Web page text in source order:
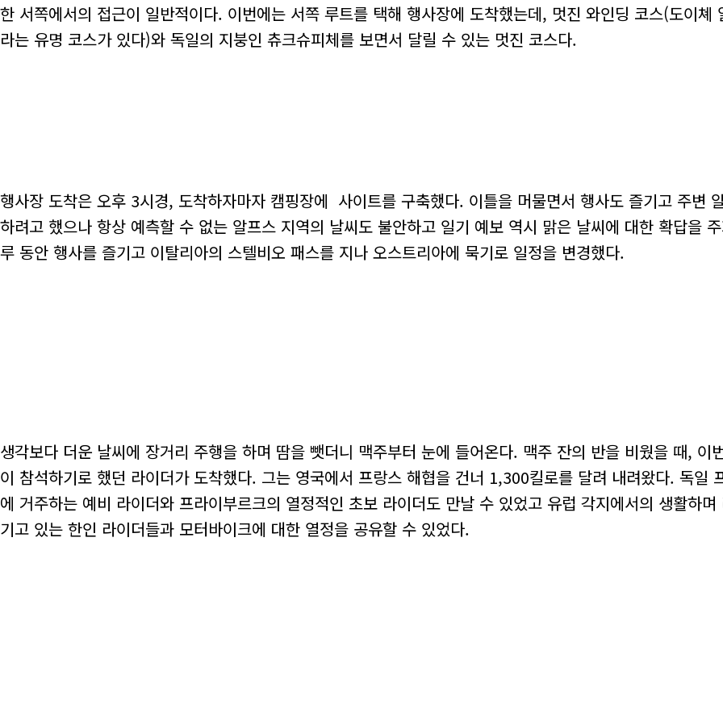
한 서쪽에서의 접근이 일반적이다. 이번에는 서쪽 루트를 택해 행사장에 도착했는데, 멋진 와인딩 코스(도이쳬
라는 유명 코스가 있다)와 독일의 지붕인 츄크슈피체를 보면서 달릴 수 있는 멋진 코스다.
행사장 도착은 오후 3시경, 도착하자마자 캠핑장에 사이트를 구축했다. 이틀을 머물면서 행사도 즐기고 주변
하려고 했으나 항상 예측할 수 없는 알프스 지역의 날씨도 불안하고 일기 예보 역시 맑은 날씨에 대한 확답을
루 동안 행사를 즐기고 이탈리아의 스텔비오 패스를 지나 오스트리아에 묵기로 일정을 변경했다.
생각보다 더운 날씨에 장거리 주행을 하며 땀을 뺏더니 맥주부터 눈에 들어온다. 맥주 잔의 반을 비웠을 때, 이
이 참석하기로 했던 라이더가 도착했다. 그는 영국에서 프랑스 해협을 건너 1,300킬로를 달려 내려왔다. 독일
에 거주하는 예비 라이더와 프라이부르크의 열정적인 초보 라이더도 만날 수 있었고 유럽 각지에서의 생활하며
기고 있는 한인 라이더들과 모터바이크에 대한 열정을 공유할 수 있었다.